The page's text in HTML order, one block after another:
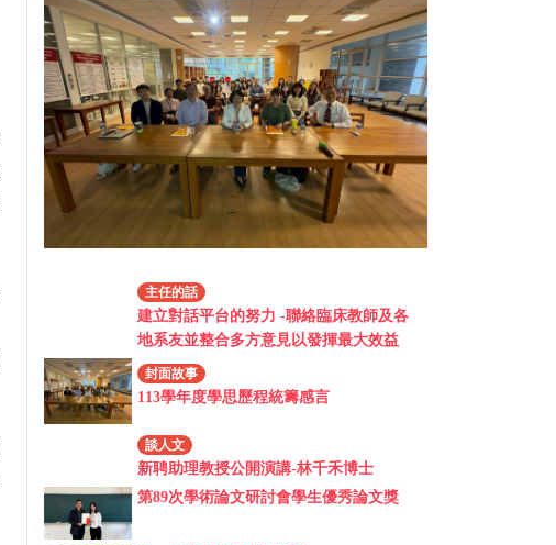
主任的話
建立對話平台的努力 -聯絡臨床教師及各
地系友並整合多方意見以發揮最大效益
封面故事
113學年度學思歷程統籌感言
談人文
新聘助理教授公開演講-林千禾博士
第89次學術論文研討會學生優秀論文獎